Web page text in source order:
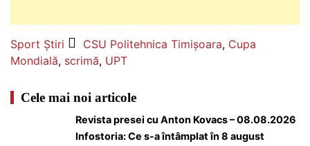
Sport Știri CSU Politehnica Timișoara, Cupa
Mondială, scrimă, UPT
Cele mai noi articole
Revista presei cu Anton Kovacs – 08.08.2026
Infostoria: Ce s-a întâmplat în 8 august